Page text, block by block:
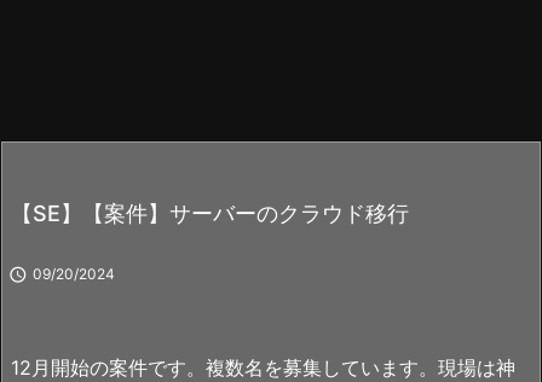
【SE】【案件】サーバーのクラウド移行
 09/20/2024
12月開始の案件です。複数名を募集しています。現場は神